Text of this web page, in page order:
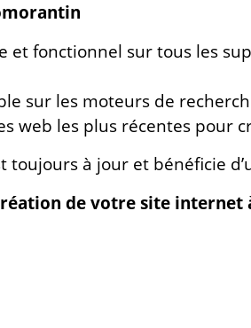
et fonctionnel sur tous les
sur les moteurs de
web les plus récentes pour
toujours à jour et bénéficie
de votre site internet